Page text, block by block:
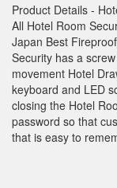
Product Details -
All Hotel Room
Japan Best
Security has a
movement Hotel
keyboard and LED
closing the Hotel
password so that
that is easy to